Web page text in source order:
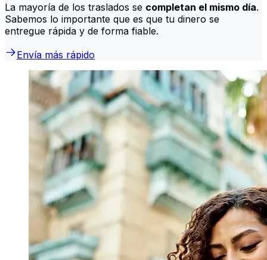
La mayoría de los traslados se completan el mismo día.
Sabemos lo importante que es que tu dinero se
entregue rápida y de forma fiable.
Envía más rápido